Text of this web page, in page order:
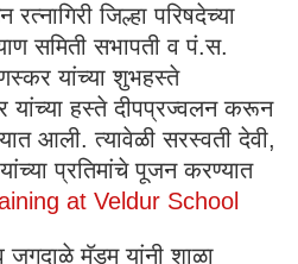
जिल्हा परिषदेच्या
समिती सभापती व पं.स.
यांच्या शुभहस्ते
यांच्या हस्ते दीपप्रज्वलन करून
आली. त्यावेळी सरस्वती देवी,
प्रतिमांचे पूजन करण्यात
at Veldur School
जगदाळे मॅडम यांनी शाळा